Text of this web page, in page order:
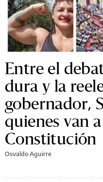
Entre el
dura y la
gobernador,
quienes van
Constitución
Osvaldo Aguirre